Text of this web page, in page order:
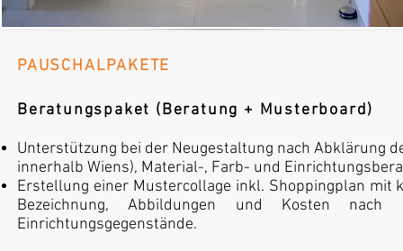
PAUSCHALPAKETE
Beratungspaket (Beratung + Musterboard)
Unterstützung bei der Neugestaltung nach Abklärung
innerhalb Wiens), Material-, Farb- und
Erstellung einer Mustercollage inkl. Shoppingplan
Bezeichnung, Abbildungen und Kosten nach
Einrichtungsgegenstände.